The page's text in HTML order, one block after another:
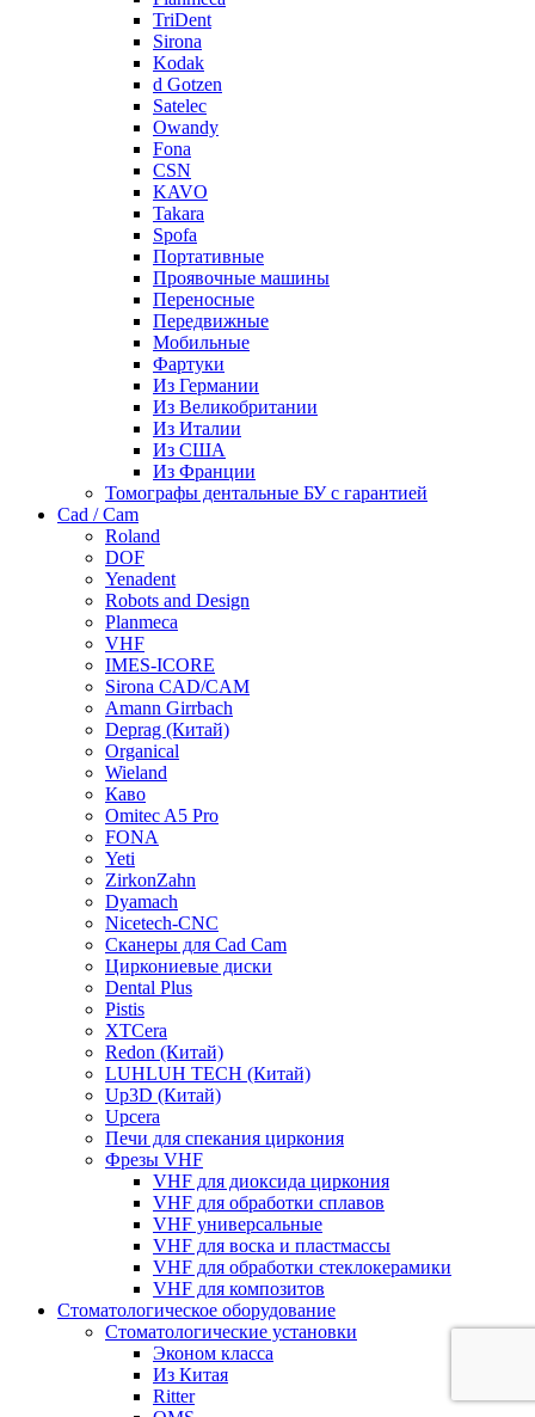
TriDent
Sirona
Kodak
d Gotzen
Satelec
Owandy
Fona
CSN
KAVO
Takara
Spofa
Портативные
Проявочные машины
Переносные
Передвижные
Мобильные
Фартуки
Из Германии
Из Великобритании
Из Италии
Из США
Из Франции
Томографы дентальные БУ с гарантией
Cad / Cam
Roland
DOF
Yenadent
Robots and Design
Planmeca
VHF
IMES-ICORE
Sirona CAD/CAM
Amann Girrbach
Deprag (Китай)
Organical
Wieland
Каво
Omitec A5 Pro
FONA
Yeti
ZirkonZahn
Dyamach
Nicetech-CNC
Сканеры для Cad Cam
Циркониевые диски
Dental Plus
Pistis
XTCera
Redon (Китай)
LUHLUH TECH (Китай)
Up3D (Китай)
Upcera
Печи для спекания циркония
Фрезы VHF
VHF для диоксида циркония
VHF для обработки сплавов
VHF универсальные
VHF для воска и пластмассы
VHF для обработки стеклокерамики
VHF для композитов
Стоматологическое оборудование
Стоматологические установки
Эконом класса
Из Китая
Ritter